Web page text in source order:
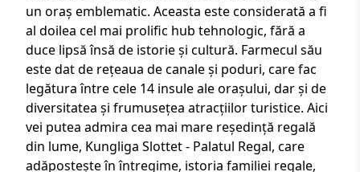
un oraș emblematic. Aceasta este considerată a fi
al doilea cel mai prolific hub tehnologic, fără a
duce lipsă însă de istorie și cultură. Farmecul său
este dat de rețeaua de canale și poduri, care fac
legătura între cele 14 insule ale orașului, dar și de
diversitatea și frumusețea atracțiilor turistice. Aici
vei putea admira cea mai mare reședință regală
din lume, Kungliga Slottet - Palatul Regal, care
adăpostește în întregime, istoria familiei regale,